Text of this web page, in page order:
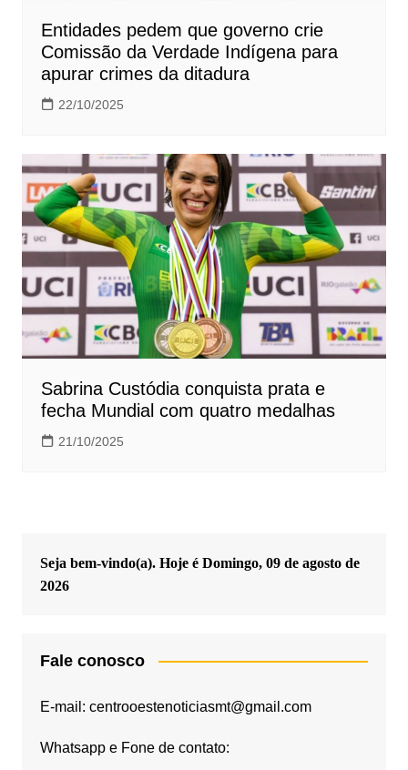
Entidades pedem que governo crie
Comissão da Verdade Indígena para
apurar crimes da ditadura
22/10/2025
Sabrina Custódia conquista prata e
fecha Mundial com quatro medalhas
21/10/2025
Seja bem-vindo(a). Hoje é Domingo, 09 de agosto de
2026
Fale conosco
E-mail: centrooestenoticiasmt@gmail.com
Whatsapp e Fone de contato: